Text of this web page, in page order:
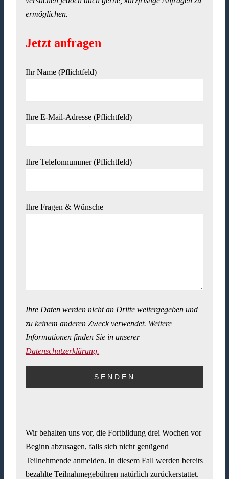
ermöglichen.
Jetzt anfragen
Ihr Name (Pflichtfeld)
Ihre E-Mail-Adresse (Pflichtfeld)
Ihre Telefonnummer (Pflichtfeld)
Ihre Fragen & Wünsche
Ihre Daten werden nicht an Dritte weitergegeben und
zu keinem anderen Zweck verwendet. Weitere
Informationen finden Sie in unserer
Datenschutzerklärung.
Wir behalten uns vor, die Fortbildung drei Wochen vor
Beginn abzusagen, falls sich nicht genügend
Teilnehmende anmelden. In diesem Fall werden bereits
bezahlte Teilnahmegebühren natürlich zurückerstattet.